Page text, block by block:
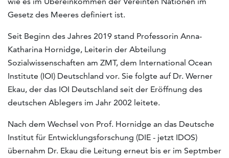
Gesetz des Meeres definiert ist.
Seit Beginn des Jahres 2019 stand Professorin Anna-
Katharina Hornidge, Leiterin der Abteilung
Sozialwissenschaften am ZMT, dem International Ocean
Institute (IOI) Deutschland vor. Sie folgte auf Dr. Werner
Ekau, der das IOI Deutschland seit der Eröffnung des
deutschen Ablegers im Jahr 2002 leitete.
Nach dem Wechsel von Prof. Hornidge an das Deutsche
Institut für Entwicklungsforschung (DIE - jetzt IDOS)
übernahm Dr. Ekau die Leitung erneut bis er im Septmber